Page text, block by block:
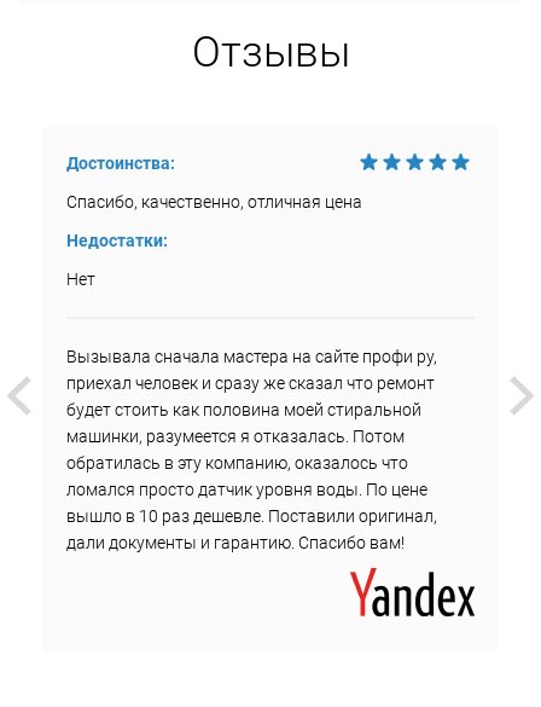
Отзывы
Достоинства:
Спасибо, качественно, отличная цена
Недостатки:
Нет
Вызывала сначала мастера на сайте профи ру,
приехал человек и сразу же сказал что ремонт
будет стоить как половина моей стиральной
машинки, разумеется я отказалась. Потом
обратилась в эту компанию, оказалось что
ломался просто датчик уровня воды. По цене
вышло в 10 раз дешевле. Поставили оригинал,
дали документы и гарантию. Спасибо вам!